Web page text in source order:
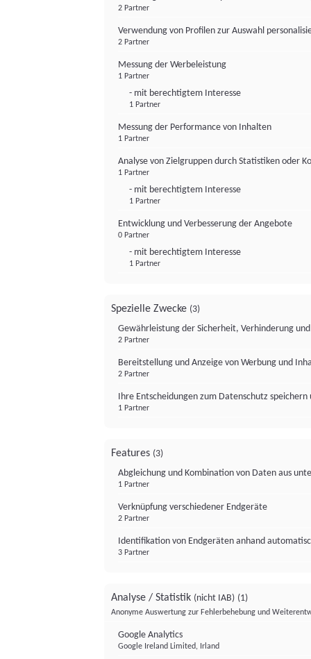
2 Partner
Verwendung von Profilen zur Auswahl
2 Partner
Messung der Werbeleistung
1 Partner
- mit berechtigtem Interesse
1 Partner
Messung der Performance von Inhalten
1 Partner
Analyse von Zielgruppen durch Statistiken oder
1 Partner
- mit berechtigtem Interesse
1 Partner
Entwicklung und Verbesserung der Angebote
0 Partner
- mit berechtigtem Interesse
1 Partner
Spezielle Zwecke (3)
Gewährleistung der Sicherheit, Verhinderung
2 Partner
Bereitstellung und Anzeige von Werbung und
2 Partner
Ihre Entscheidungen zum Datenschutz
1 Partner
Features (3)
Abgleichung und Kombination von Daten aus
1 Partner
Verknüpfung verschiedener Endgeräte
2 Partner
Identifikation von Endgeräten anhand
3 Partner
Analyse / Statistik (nicht IAB) (1)
Anonyme Auswertung zur Fehlerbehebung und
Google Analytics
Google Ireland Limited, Irland